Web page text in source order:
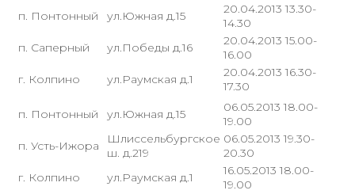
п. Понтонный
ул.Южная д.15
20.04.2013 13.30-
14.30
п. Саперный
ул.Победы д.16
20.04.2013 15.00-
16.00
г. Колпино
ул.Раумская д.1
20.04.2013 16.30-
17.30
п. Понтонный
ул.Южная д.15
06.05.2013 18.00-
19.00
п. Усть-Ижора
Шлиссельбургское
ш. д.219
06.05.2013 19.30-
20.30
г. Колпино
ул.Раумская д.1
16.05.2013 18.00-
19.00